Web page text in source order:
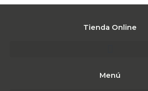
Tienda Online
Menú